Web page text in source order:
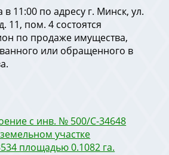
в 11:00 по адресу г. Минск, ул.
11, пом. 4 состоятся
по продаже имущества,
или обращенного в
с инв. № 500/С-34648
участке
площадью 0.1082 га.